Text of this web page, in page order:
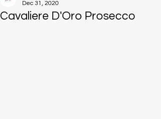
Cavaliere D'Oro Prosecco
Dec 31, 2020